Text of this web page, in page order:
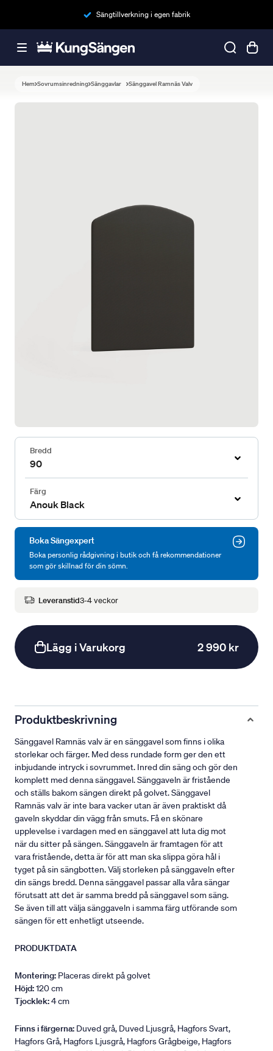
Sängtillverkning i egen fabrik
Hem Sovrumsinredning Sänggavlar Sänggavel Ramnäs Valv
Bredd
90
Färg
Anouk Black
Boka Sängexpert
Boka personlig rådgivning i butik och få rekommendationer
som gör skillnad för din sömn.
Leveranstid3-4 veckor
Lägg i Varukorg 2 990 kr
Produktbeskrivning
Sänggavel Ramnäs valv är en sänggavel som finns i olika
storlekar och färger. Med dess rundade form ger den ett
inbjudande intryck i sovrummet. Inred din säng och gör den
komplett med denna sänggavel. Sänggaveln är fristående
och ställs bakom sängen direkt på golvet. Sänggavel
Ramnäs valv är inte bara vacker utan är även praktiskt då
gaveln skyddar din vägg från smuts. Få en skönare
upplevelse i vardagen med en sänggavel att luta dig mot
när du sitter på sängen. Sänggaveln är framtagen för att
vara fristående, detta är för att man ska slippa göra hål i
tyget på sin sängbotten. Välj storleken på sänggaveln efter
din sängs bredd. Denna sänggavel passar alla våra sängar
förutsatt att det är samma bredd på sänggavel som säng.
Se även till att välja sänggaveln i samma färg utförande som
sängen för ett enhetligt utseende.
PRODUKTDATA
Montering: Placeras direkt på golvet
Höjd:120 cm
Tjocklek:4 cm
Finns i färgerna: Duved grå, Duved Ljusgrå, Hagfors Svart,
Hagfors Grå, Hagfors Ljusgrå, Hagfors Grågbeige, Hagfors